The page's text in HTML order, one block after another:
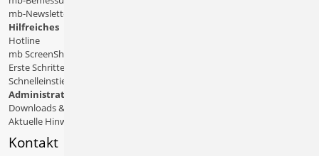
mb-Newsletter
Hilfreiches
Hotline
mb ScreenShare
Erste Schritte
Schnelleinstiege & Doku
Administratives
Downloads & Patches
Aktuelle Hinweise
Kontakt